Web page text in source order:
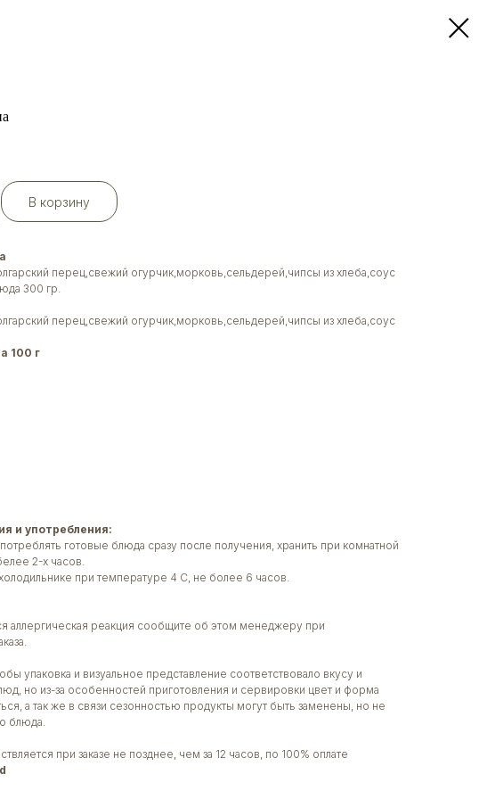
В корзину
перец,свежий огурчик,морковь,сельдерей,чипсы из хлеба,соус
300 гр.
перец,свежий огурчик,морковь,сельдерей,чипсы из хлеба,соус
100 г
и употребления:
готовые блюда сразу после получения, хранить при комнатной
2-х часов.
при температуре 4 С, не более 6 часов.
аллергическая реакция сообщите об этом менеджеру при
упаковка и визуальное представление соответствовало вкусу и
но из-за особенностей приготовления и сервировки цвет и форма
а так же в связи сезонностью продукты могут быть заменены, но не
блюда.
при заказе не позднее, чем за 12 часов, по 100% оплате